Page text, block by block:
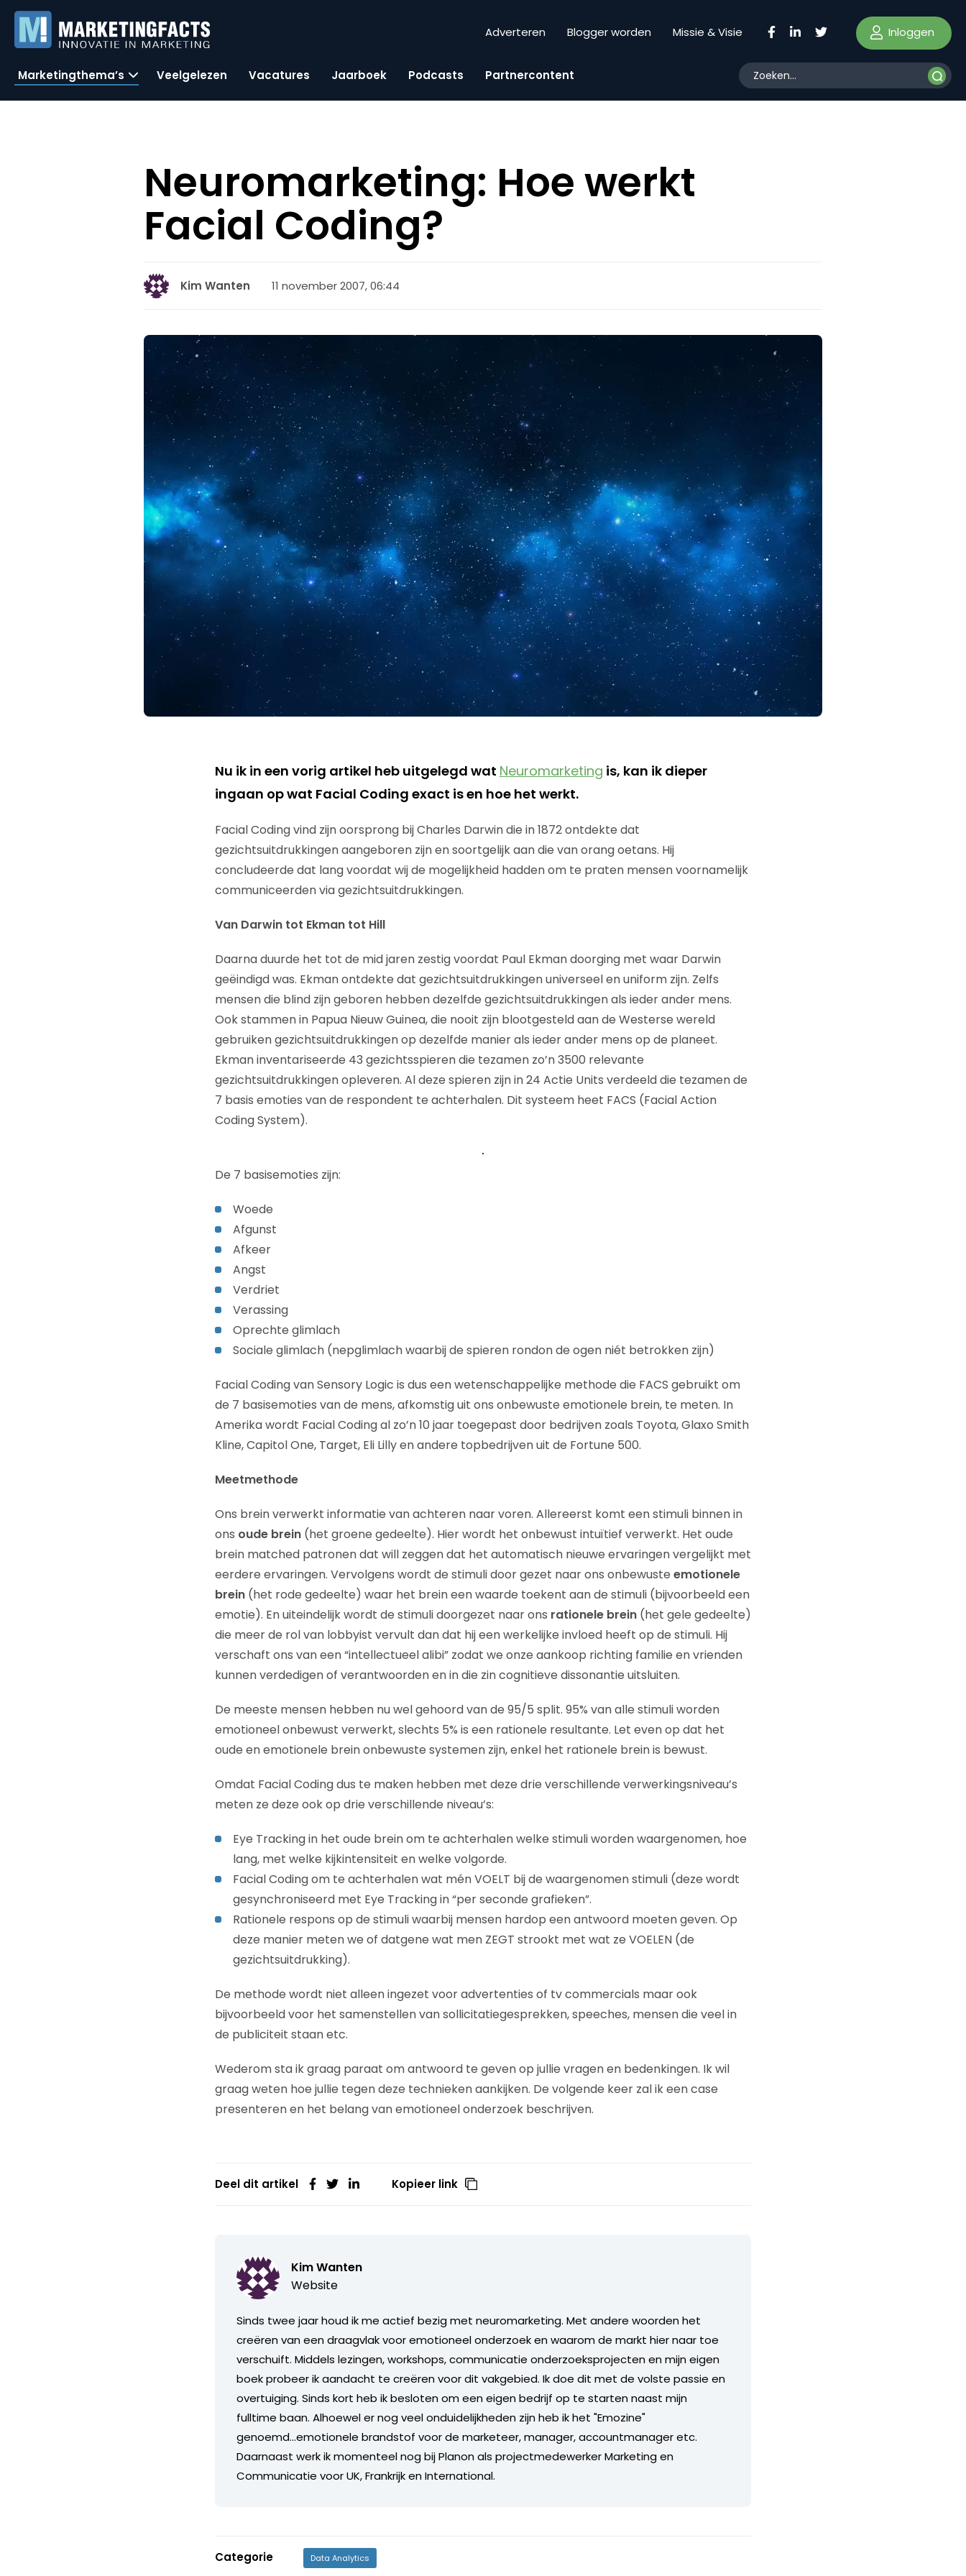
Adverteren Blogger worden Missie & Visie Inloggen
Marketingthema’s Veelgelezen Vacatures Jaarboek Podcasts Partnercontent
Neuromarketing: Hoe werkt
Facial Coding?
Kim Wanten 11 november 2007, 06:44
Nu ik in een vorig artikel heb uitgelegd wat Neuromarketing is, kan ik dieper
ingaan op wat Facial Coding exact is en hoe het werkt.
Facial Coding vind zijn oorsprong bij Charles Darwin die in 1872 ontdekte dat
gezichtsuitdrukkingen aangeboren zijn en soortgelijk aan die van orang oetans. Hij
concludeerde dat lang voordat wij de mogelijkheid hadden om te praten mensen voornamelijk
communiceerden via gezichtsuitdrukkingen.
Van Darwin tot Ekman tot Hill
Daarna duurde het tot de mid jaren zestig voordat Paul Ekman doorging met waar Darwin
geëindigd was. Ekman ontdekte dat gezichtsuitdrukkingen universeel en uniform zijn. Zelfs
mensen die blind zijn geboren hebben dezelfde gezichtsuitdrukkingen als ieder ander mens.
Ook stammen in Papua Nieuw Guinea, die nooit zijn blootgesteld aan de Westerse wereld
gebruiken gezichtsuitdrukkingen op dezelfde manier als ieder ander mens op de planeet.
Ekman inventariseerde 43 gezichtsspieren die tezamen zo’n 3500 relevante
gezichtsuitdrukkingen opleveren. Al deze spieren zijn in 24 Actie Units verdeeld die tezamen de
7 basis emoties van de respondent te achterhalen. Dit systeem heet FACS (Facial Action
Coding System).
De 7 basisemoties zijn:
Woede
Afgunst
Afkeer
Angst
Verdriet
Verassing
Oprechte glimlach
Sociale glimlach (nepglimlach waarbij de spieren rondon de ogen niét betrokken zijn)
Facial Coding van Sensory Logic is dus een wetenschappelijke methode die FACS gebruikt om
de 7 basisemoties van de mens, afkomstig uit ons onbewuste emotionele brein, te meten. In
Amerika wordt Facial Coding al zo’n 10 jaar toegepast door bedrijven zoals Toyota, Glaxo Smith
Kline, Capitol One, Target, Eli Lilly en andere topbedrijven uit de Fortune 500.
Meetmethode
Ons brein verwerkt informatie van achteren naar voren. Allereerst komt een stimuli binnen in
ons oude brein(het groene gedeelte). Hier wordt het onbewust intuïtief verwerkt. Het oude
brein matched patronen dat will zeggen dat het automatisch nieuwe ervaringen vergelijkt met
eerdere ervaringen. Vervolgens wordt de stimuli door gezet naar ons onbewuste emotionele
brein (het rode gedeelte) waar het brein een waarde toekent aan de stimuli (bijvoorbeeld een
emotie). En uiteindelijk wordt de stimuli doorgezet naar ons rationele brein(het gele gedeelte)
die meer de rol van lobbyist vervult dan dat hij een werkelijke invloed heeft op de stimuli. Hij
verschaft ons van een “intellectueel alibi” zodat we onze aankoop richting familie en vrienden
kunnen verdedigen of verantwoorden en in die zin cognitieve dissonantie uitsluiten.
De meeste mensen hebben nu wel gehoord van de 95/5 split. 95% van alle stimuli worden
emotioneel onbewust verwerkt, slechts 5% is een rationele resultante. Let even op dat het
oude en emotionele brein onbewuste systemen zijn, enkel het rationele brein is bewust.
Omdat Facial Coding dus te maken hebben met deze drie verschillende verwerkingsniveau’s
meten ze deze ook op drie verschillende niveau’s:
Eye Tracking in het oude brein om te achterhalen welke stimuli worden waargenomen, hoe
lang, met welke kijkintensiteit en welke volgorde.
Facial Coding om te achterhalen wat mén VOELT bij de waargenomen stimuli (deze wordt
gesynchroniseerd met Eye Tracking in “per seconde grafieken”.
Rationele respons op de stimuli waarbij mensen hardop een antwoord moeten geven. Op
deze manier meten we of datgene wat men ZEGT strookt met wat ze VOELEN (de
gezichtsuitdrukking).
De methode wordt niet alleen ingezet voor advertenties of tv commercials maar ook
bijvoorbeeld voor het samenstellen van sollicitatiegesprekken, speeches, mensen die veel in
de publiciteit staan etc.
Wederom sta ik graag paraat om antwoord te geven op jullie vragen en bedenkingen. Ik wil
graag weten hoe jullie tegen deze technieken aankijken. De volgende keer zal ik een case
presenteren en het belang van emotioneel onderzoek beschrijven.
Deel dit artikel Kopieer link
Kim Wanten
Website
Sinds twee jaar houd ik me actief bezig met neuromarketing. Met andere woorden het
creëren van een draagvlak voor emotioneel onderzoek en waarom de markt hier naar toe
verschuift. Middels lezingen, workshops, communicatie onderzoeksprojecten en mijn eigen
boek probeer ik aandacht te creëren voor dit vakgebied. Ik doe dit met de volste passie en
overtuiging. Sinds kort heb ik besloten om een eigen bedrijf op te starten naast mijn
fulltime baan. Alhoewel er nog veel onduidelijkheden zijn heb ik het "Emozine"
genoemd...emotionele brandstof voor de marketeer, manager, accountmanager etc.
Daarnaast werk ik momenteel nog bij Planon als projectmedewerker Marketing en
Communicatie voor UK, Frankrijk en International.
Categorie Data Analytics